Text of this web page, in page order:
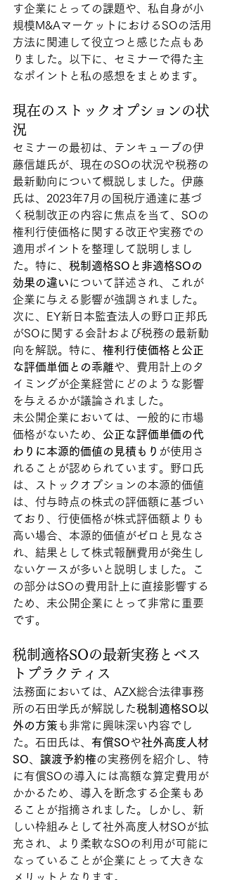
す企業にとっての課題や、私自身が小
規模M&AマーケットにおけるSOの活用
方法に関連して役立つと感じた点もあ
りました。以下に、セミナーで得た主
なポイントと私の感想をまとめます。
現在のストックオプションの状
況
セミナーの最初は、テンキューブの伊
藤信雄氏が、現在のSOの状況や税務の
最新動向について概説しました。伊藤
氏は、2023年7月の国税庁通達に基づ
く税制改正の内容に焦点を当て、SOの
権利行使価格に関する改正や実務での
適用ポイントを整理して説明しまし
た。特に、 税制適格SOと非適格SOの
効果の違いについて詳述され、これが
企業に与える影響が強調されました。
次に、EY新日本監査法人の野口正邦氏
がSOに関する会計および税務の最新動
向を解説。特に、 権利行使価格と公正
な評価単価との乖離や、費用計上のタ
イミングが企業経営にどのような影響
を与えるかが議論されました。
未公開企業においては、一般的に市場
価格がないため、 公正な評価単価の代
わりに本源的価値の見積もり が使用さ
れることが認められています。野口氏
は、ストックオプションの本源的価値
は、付与時点の株式の評価額に基づい
ており、行使価格が株式評価額よりも
高い場合、本源的価値がゼロと見なさ
れ、結果として株式報酬費用が発生し
ないケースが多いと説明しました。こ
の部分はSOの費用計上に直接影響する
ため、未公開企業にとって非常に重要
です。
税制適格SOの最新実務とベス
トプラクティス
法務面においては、AZX総合法律事務
所の石田学氏が解説した税制適格SO以
外の方策 も非常に興味深い内容でし
た。石田氏は、 有償SOや社外高度人材
SO
譲渡予約権の実務例を紹介し、特
に有償SOの導入には高額な算定費用が
かかるため、導入を断念する企業もあ
ることが指摘されました。しかし、新
しい枠組みとして社外高度人材SOが拡
充され、より柔軟なSOの利用が可能に
なっていることが企業にとって大きな
メリットとなります。